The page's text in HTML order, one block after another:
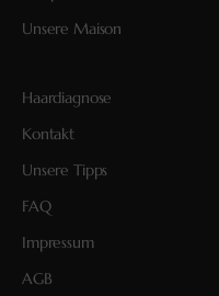
Unsere Maison
Haardiagnose
Kontakt
Unsere Tipps
FAQ
Impressum
AGB